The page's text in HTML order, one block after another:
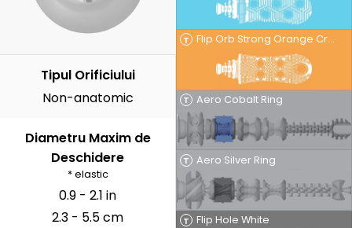
T Flip Orb Strong Orange Crash
T Aero Cobalt Ring
T Aero Silver Ring
T Flip Hole White
Tipul Orificiului
Non-anatomic
Diametru Maxim de
Deschidere
* elastic
0.9 - 2.1 in
2.3 - 5.5 cm